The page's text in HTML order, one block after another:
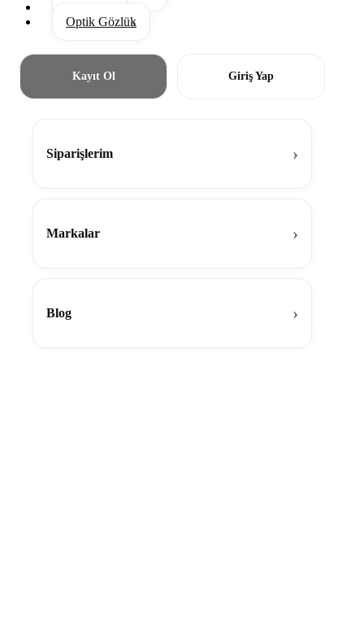
Optik Gözlük
Kayıt Ol Giriş Yap
Siparişlerim
Markalar
Blog